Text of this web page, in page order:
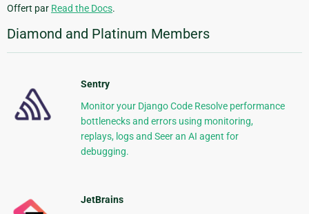
Offert par Read the Docs.
Diamond and Platinum Members
Sentry
Monitor your Django Code Resolve performance
bottlenecks and errors using monitoring,
replays, logs and Seer an AI agent for
debugging.
JetBrains